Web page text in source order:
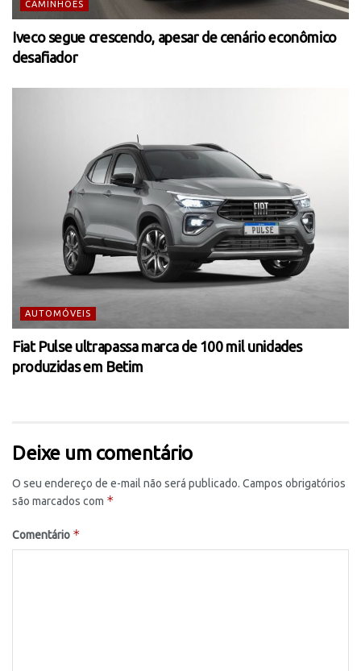
CAMINHÕES
Iveco segue crescendo, apesar de cenário econômico
desafiador
AUTOMÓVEIS
Fiat Pulse ultrapassa marca de 100 mil unidades
produzidas em Betim
Deixe um comentário
O seu endereço de e-mail não será publicado. Campos obrigatórios
são marcados com *
Comentário *